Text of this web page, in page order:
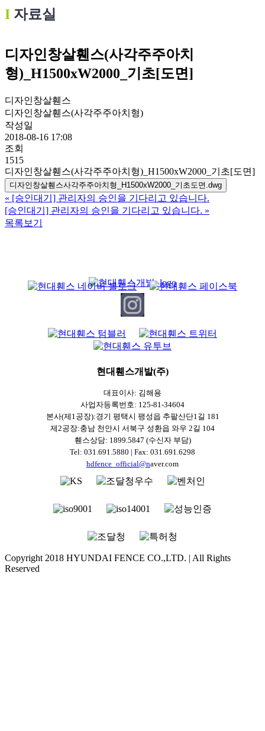
Ι 자료실
디자인창살휀스(사각주주아치
형)_H1500xW2000_기초[도면]
디자인창살휀스
디자인창살휀스(사각주주아치형)
작성일
2018-08-16 17:08
조회
1515
디자인창살휀스(사각주주아치형)_H1500xW2000_기초[도면]
디자인창살휀스사각주주아치형_H1500xW2000_기초도면.dwg
« [승인대기] 관리자의 승인을 기다리고 있습니다.
[승인대기] 관리자의 승인을 기다리고 있습니다. »
목록보기
현대휀스개발(주)
대표이사: 김해용
사업자등록번호: 125-81-34604
본사(제1공장):경기 평택시 팽성읍 추팔산단1길 181
제2공장:충남 천안시 서북구 성환읍 와우 2길 104
휀스상담: 1899.5847 (수신자 부담)
Tel: 031.691.5880 | Fax: 031.691.6298
hdfence_official@naver.com
Copyright 2018 HYUNDAI FENCE CO.,LTD. | All Rights
Reserved